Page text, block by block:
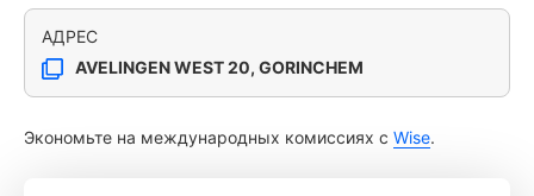
АДРЕС
AVELINGEN WEST 20, GORINCHEM
Экономьте на международных комиссиях с Wise.